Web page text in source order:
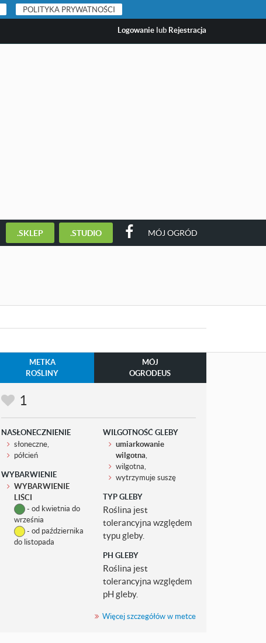
POLITYKA PRYWATNOŚCI
Logowanie lub Rejestracja
.SKLEP .STUDIO MÓJ OGRÓD
METKA
ROŚLINY
MÓJ
OGRODEUS
1
NASŁONECZNIENIE
słoneczne,
półcień
WYBARWIENIE
WYBARWIENIE
LIŚCI
- od kwietnia do
września
- od października
do listopada
WILGOTNOŚĆ GLEBY
umiarkowanie
wilgotna
wilgotna,
wytrzymuje suszę
TYP GLEBY
Roślina jest
tolerancyjna względem
typu gleby.
PH GLEBY
Roślina jest
tolerancyjna względem
pH gleby.
Więcej szczegółów w metce